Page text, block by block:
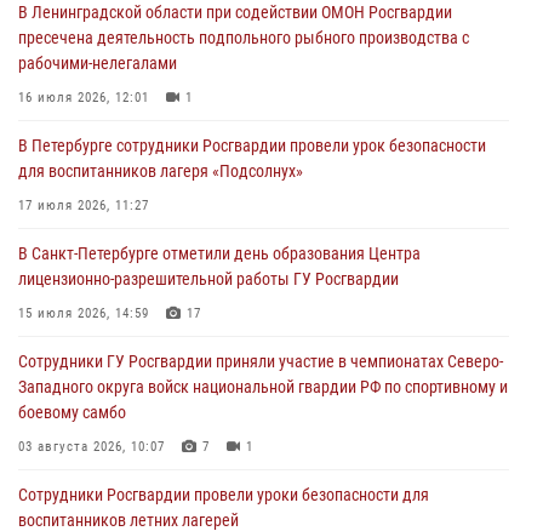
В Центральном районе росгвардейцы оперативно задержали
хулигана, стрелявшего из пускового устройства рядом с жилыми
домами
06 августа 2026, 11:36
Сотрудники и военнослужащие Росгвардии обеспечили
правопорядок при проведении матча "Зенит" - "Балтика"
06 августа 2026, 07:30
В Выборгском районе наряд Росгвардии обнаружил
разыскиваемый преступный автотранспорт
05 августа 2026, 12:25 2
Петербургские росгвардейцы обнаружили объявленный в розыск
автомобиль, ранее использовавшийся при совершении кражи в
Ленобласти
04 августа 2026, 14:05
В Ленинградской области при содействии ОМОН Росгвардии
пресечена деятельность подпольного рыбного производства с
рабочими-нелегалами
16 июля 2026, 12:01 1
В Петербурге сотрудники Росгвардии провели урок безопасности
для воспитанников лагеря «Подсолнух»
17 июля 2026, 11:27
В Санкт-Петербурге отметили день образования Центра
лицензионно-разрешительной работы ГУ Росгвардии
15 июля 2026, 14:59 17
Сотрудники ГУ Росгвардии приняли участие в чемпионатах Северо-
Западного округа войск национальной гвардии РФ по спортивному и
боевому самбо
03 августа 2026, 10:07 7 1
Сотрудники Росгвардии провели уроки безопасности для
воспитанников летних лагерей